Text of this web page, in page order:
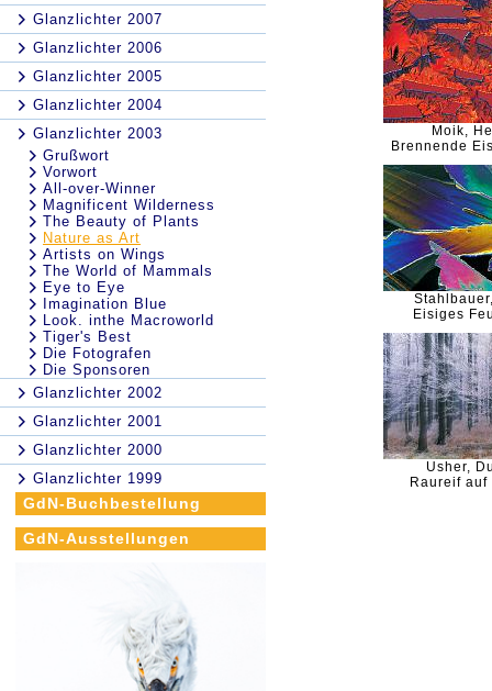
Glanzlichter 2007
Glanzlichter 2006
Glanzlichter 2005
Glanzlichter 2004
Glanzlichter 2003
Grußwort
Vorwort
All-over-Winner
Magnificent Wilderness
The Beauty of Plants
Nature as Art
Artists on Wings
The World of Mammals
Eye to Eye
Imagination Blue
Look. inthe Macroworld
Tiger's Best
Die Fotografen
Die Sponsoren
Glanzlichter 2002
Glanzlichter 2001
Glanzlichter 2000
Glanzlichter 1999
GdN-Buchbestellung
GdN-Ausstellungen
Moik,
Brennende
Eisiges
Usher,
Raureif auf